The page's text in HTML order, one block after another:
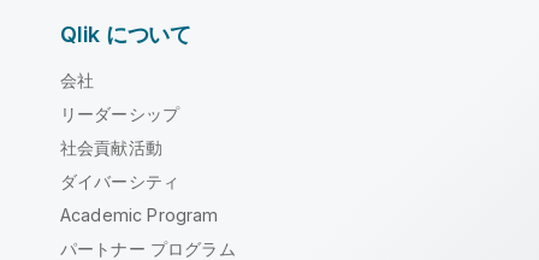
Qlik について
会社
リーダーシップ
社会貢献活動
ダイバーシティ
Academic Program
パートナー プログラム